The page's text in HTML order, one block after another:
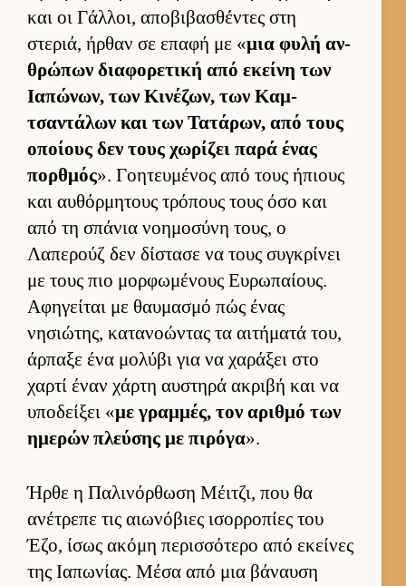
και οι Γάλ­λοι, αποβιβασθέντες στη
στεριά, ήρ­θαν σε επαφή με «μια φυλή αν­
θρώπων δια­φορετική από εκείνη των
Ια­πώνων, των Κινέζων, των Καμ­
τσαντάλων και των Τατάρων, από τους
οποί­ους δεν τους χωρίζει παρά ένας
πορ­θμός». Γοη­τευ­μένος από τους ήπιους
και αυ­θόρ­μητους τρόπους τους όσο και
από τη σπάνια νοη­μοσύνη τους, ο
Λαπερούζ δεν δίστασε να τους συγκρίνει
με τους πιο μορ­φωμένους Ευ­ρωπαί­ους.
Αφηγεί­ται με θαυ­μασμό πώς ένας
νησιώτης, κατανοώντας τα αι­τήματά του,
άρ­παξε ένα μολύβι για να χαράξει στο
χαρτί έναν χάρτη αυ­στηρά ακριβή και να
υποδεί­ξει «με γραμ­μές, τον αριθμό των
ημερών πλεύ­σης με πιρόγα».
Ήρθε η Παλινόρ­θωση Μέιτζι, που θα
ανέτρεπε τις αιω­νόβιες ισορ­ροπίες του
Έζο, ίσως ακόμη περισ­σότερο από εκεί­νες
της Ια­πωνίας. Μέσα από μια βάναυση